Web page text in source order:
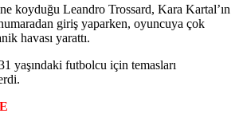
koyduğu Leandro Trossard, Kara Kartal’ın
giriş yaparken, oyuncuya çok
havası yarattı.
yaşındaki futbolcu için temasları